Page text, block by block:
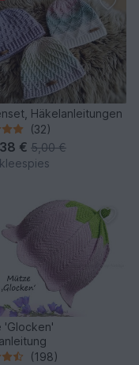
Häkelanleitungen
(32)
€ 5,00 €
'Glocken'
(198)